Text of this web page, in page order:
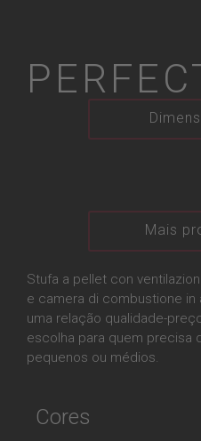
Mais
Stufa a pellet con
e camera di combustione
uma relação qualidade-
escolha para quem precisa
pequenos ou médios.
Cores